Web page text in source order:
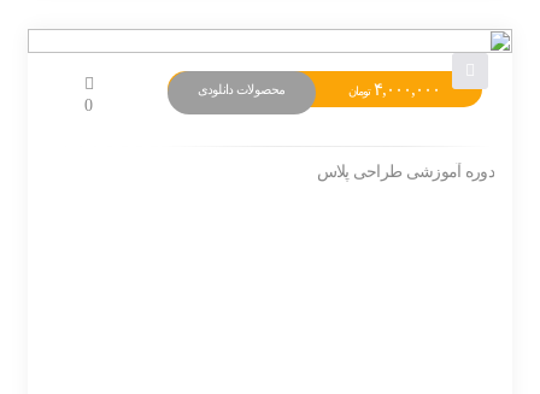
۴,۰۰۰,۰۰۰ تومان محصولات دانلودی
0
دوره آموزشی طراحی پلاس